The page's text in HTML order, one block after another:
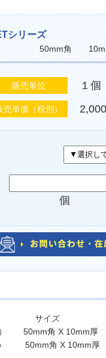
シリーズ
タ㈱製 50mm角
販売単位 １個
売単価（税別）
個
イズ
50mm角 X 10mm厚
50mm角 X 10mm厚